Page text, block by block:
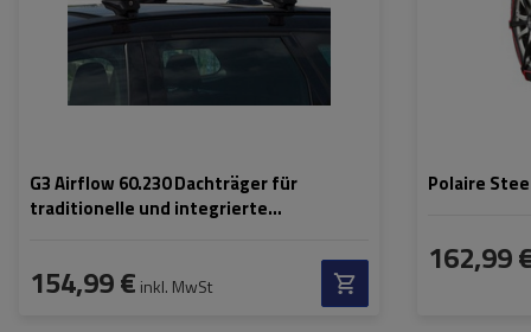
G3 Airflow 60.230 Dachträger für
traditionelle und integrierte
154,99 € inkl. MwSt
Polaire
162,99